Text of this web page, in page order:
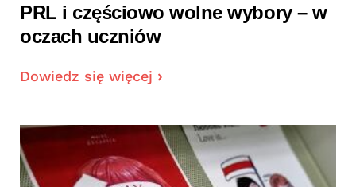
PRL i częściowo wolne wybory – w
oczach uczniów
Dowiedz się więcej